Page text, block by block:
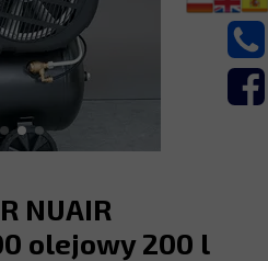
NUAIR
olejowy 200 l